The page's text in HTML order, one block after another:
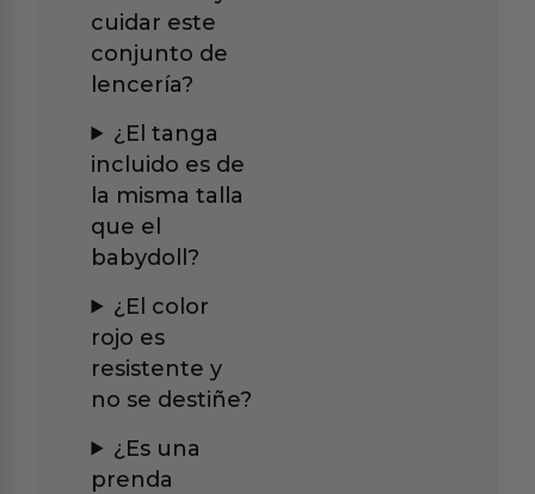
cuidar este
conjunto de
lencería?
¿El tanga
incluido es de
la misma talla
que el
babydoll?
¿El color
rojo es
resistente y
no se destiñe?
¿Es una
prenda